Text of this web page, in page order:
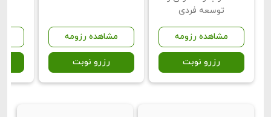
توسعه فردی
مشاهده رزومه
رزرو نوبت
مشاهده رزومه
رزرو نوبت